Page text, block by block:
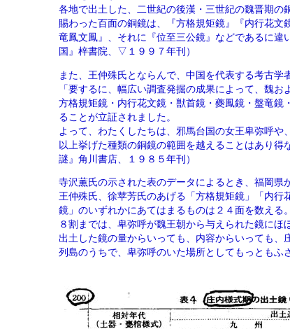
各地で出土した、二世紀の後漢・三世紀の魏晋期の
賜わった百面の銅鏡は、『方格規矩鏡』『内行花
竜鳳文鳳』、それに『位至三公鏡』などであるに違
国』梓書院、▽１９９７年刊）
また、王仲殊氏とならんで、中国を代表する考古学
「要するに、幅広い調査発掘の成果によって、魏
方格規矩鏡・内行花文鏡・獣首鏡・夔鳳鏡・盤竜鏡
ることが立証されました。
よって、わたくしたちは、邪馬台国の女王卑弥呼や
以上挙げた種類の銅鏡の範囲を越えることはあり
謎』角川書店、１９８５年刊）
寺沢薫氏の示された表のデータによるとき、福岡県
王仲殊氏、徐苹芳氏のあげる「方格規矩鏡」「内行
鏡」のいずれかにあてはまるものは２４面を数える。
８割までは、卑弥呼が魏王朝から与えられた鏡にほ
出土した鏡の量からいっても、内容からいっても、
列島のうちで、卑弥呼のいた場所としてもっともふ